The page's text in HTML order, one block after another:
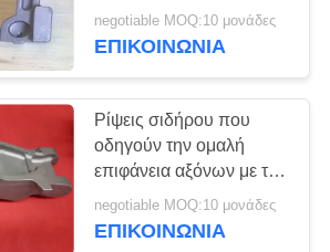
μηχανήματα
εφαρμοσμένης
negotiable MOQ:10 μονάδες
ΕΠΙΚΟΙΝΩΝΊΑ
Ρίψεις σιδήρου που
οδηγούν την ομαλή
επιφάνεια αξόνων με την
ακριβή διάσταση
negotiable MOQ:10 μονάδες
ΕΠΙΚΟΙΝΩΝΊΑ